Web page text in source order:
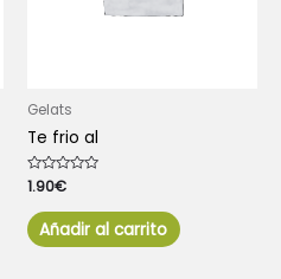
Gelats
Te frio al
Valorado
con
de
5
1.90€
Añadir al carrito